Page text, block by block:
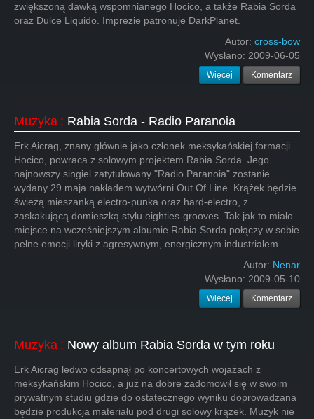
zwiększoną dawką wspomnianego Hocico, a także Rabia Sorda
oraz Dulce Liquido. Imprezie patronuje DarkPlanet.
Autor: cross-bow
Wysłano: 2009-06-05
Więcej Komentarz
Muzyka : Rabia Sorda - Radio Paranoia
Erk Aicrag, znany głównie jako członek meksykańskiej formacji
Hocico, powraca z solowym projektem Rabia Sorda. Jego
najnowszy singiel zatytułowany "Radio Paranoia" zostanie
wydany 29 maja nakładem wytwórni Out Of Line. Krążek będzie
świeżą mieszanką electro-punka oraz hard-electro, z
zaskakującą domieszką stylu eighties-grooves. Tak jak to miało
miejsce na wcześniejszym albumie Rabia Sorda połączy w sobie
pełne emocji liryki z agresywnym, energicznym industrialem.
Autor: Nenar
Wysłano: 2009-05-10
Więcej Komentarz
Muzyka : Nowy album Rabia Sorda w tym roku
Erk Aicrag ledwo odsapnął po koncertowych wojażach z
meksykańskim Hocico, a już na dobre zadomowił się w swoim
prywatnym studiu gdzie do ostatecznego wyniku doprowadzana
będzie produkcja materiału pod drugi solowy krążek. Muzyk nie